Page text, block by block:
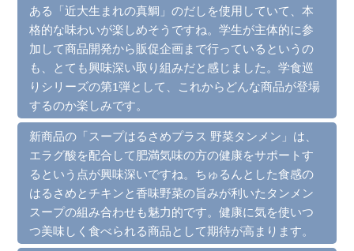
ある「近大生まれの真鯛」のだしを使用していて、本
格的な味わいが楽しめそうですね。学生が主体的に参
加して商品開発から販促企画まで行っているというの
も、とても興味深い取り組みだと感じました。学食巡
りシリーズの第1弾として、これからどんな商品が登場
するのか楽しみです。
新商品の「スープはるさめプラス 野菜タンメン」は、
エラグ酸を配合して肥満気味の方の健康をサポートす
るという点が興味深いですね。ちゅるんとした食感の
はるさめとチキンと香味野菜の旨みが利いたタンメン
スープの組み合わせも魅力的です。健康に気を使いつ
つ美味しく食べられる商品として期待が高まります。